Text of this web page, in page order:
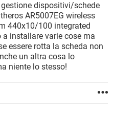
dispositivi/schede
AR5007EG wireless
440x10/100 integrated
installare varie cose ma
essere rotta la scheda non
un altra cosa lo
niente lo stesso!